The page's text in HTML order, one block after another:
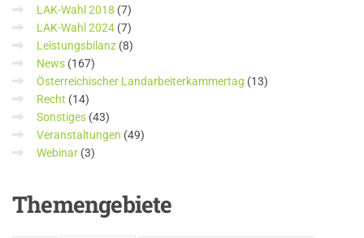
LAK-Wahl 2018 (7)
LAK-Wahl 2024 (7)
Leistungsbilanz (8)
News (167)
Österreichischer Landarbeiterkammertag (13)
Recht (14)
Sonstiges (43)
Veranstaltungen (49)
Webinar (3)
Themengebiete